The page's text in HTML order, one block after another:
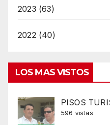
2023 (63)
2022 (40)
LOS MAS VISTOS
PISOS
596 vistas